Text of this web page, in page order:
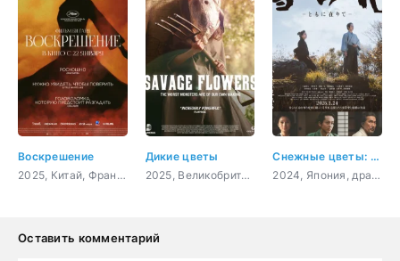
Воскрешение
2025, Китай, Франция, фэнтези, драма
Дикие цветы
2025, Великобритания, ужасы
Снежные цветы: Семена надежды
2024, Япония, драма, история
Оставить комментарий